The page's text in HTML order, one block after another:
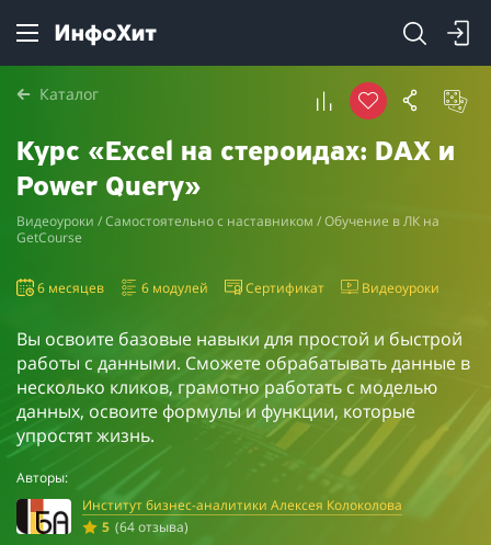
Каталог
Курс «Excel на стероидах: DAX и
Power Query»
Видеоуроки / Самостоятельно с наставником / Обучение в ЛК на
GetCourse
6 месяцев 6 модулей Сертификат Видеоуроки
Вы освоите базовые навыки для простой и быстрой
работы с данными. Сможете обрабатывать данные в
несколько кликов, грамотно работать с моделью
данных, освоите формулы и функции, которые
упростят жизнь.
Авторы:
Институт бизнес-аналитики Алексея Колоколова
5 (64 отзыва)